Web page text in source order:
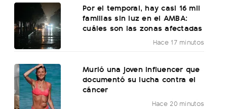
Por el temporal, hay casi 16 mil
familias sin luz en el AMBA:
cuáles son las zonas afectadas
Hace 17 minutos
Murió una joven influencer que
documentó su lucha contra el
cáncer
Hace 20 minutos